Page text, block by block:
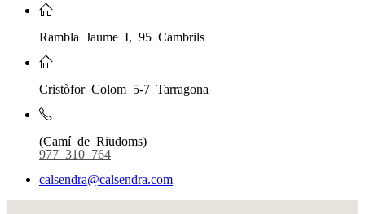
Rambla Jaume I, 95 Cambrils
Cristòfor Colom 5-7 Tarragona
(Camí de Riudoms)
977 310 764
calsendra@calsendra.com